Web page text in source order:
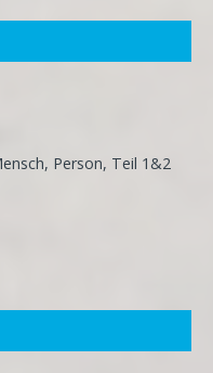
Person, Teil 1&2